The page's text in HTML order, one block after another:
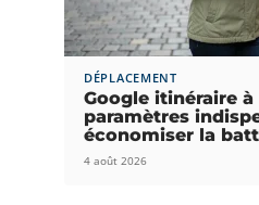
DÉPLACEMENT
Google itinéraire à
paramètres
économiser la
4 août 2026